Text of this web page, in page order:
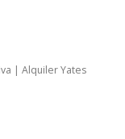
| Alquiler Yates